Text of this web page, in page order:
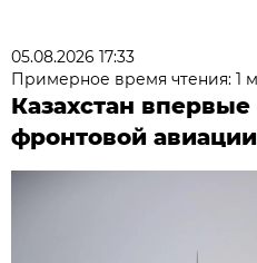
05.08.2026 17:33
Примерное время чтения: 1
Казахстан
фронтовой авиации